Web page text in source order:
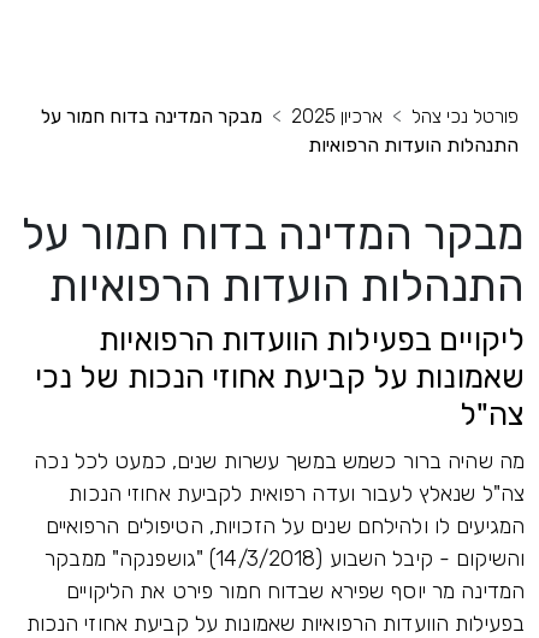
פורטל נכי צהל ארכיון 2025
מבקר המדינה בדוח חמור על
התנהלות הועדות הרפואיות
מבקר המדינה בדוח חמור על
התנהלות הועדות הרפואיות
ליקויים בפעילות הוועדות הרפואיות
שאמונות על קביעת אחוזי הנכות של נכי
צה"ל
מה שהיה ברור כשמש במשך עשרות שנים, כמעט לכל נכה
צה"ל שנאלץ לעבור ועדה רפואית לקביעת אחוזי הנכות
המגיעים לו ולהילחם שנים על הזכויות, הטיפולים הרפואיים
והשיקום - קיבל השבוע (14/3/2018) "גושפנקה" ממבקר
המדינה מר יוסף שפירא שבדוח חמור פירט את הליקויים
בפעילות הוועדות הרפואיות שאמונות על קביעת אחוזי הנכות